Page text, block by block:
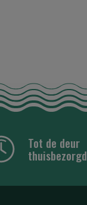
Tot de deur
thuisbezorgd